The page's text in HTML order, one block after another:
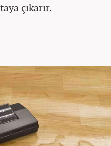
çıkarır.